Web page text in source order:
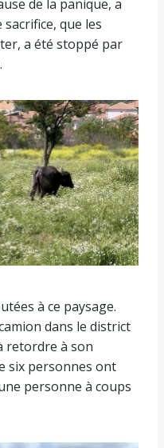
de la panique, a
que les
a été stoppé par
à ce paysage.
dans le district
retordre à son
six personnes ont
personne à coups